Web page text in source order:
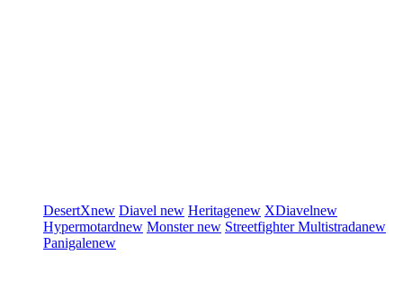
DesertXnew Diavel new Heritagenew XDiavelnew
Hypermotardnew Monsternew StreetfighterMultistradanew
Panigalenew